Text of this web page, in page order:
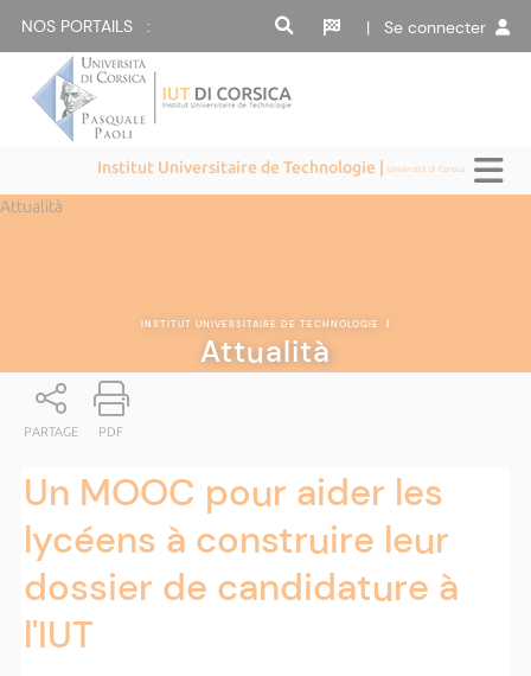
NOS PORTAILS : | Se connecter
Institut Universitaire de Technologie |Università di Corsica
Attualità
INSTITUT UNIVERSITAIRE DE TECHNOLOGIE |
Attualità
PARTAGE PDF
Un MOOC pour aider les
lycéens à construire leur
dossier de candidature à
l'IUT